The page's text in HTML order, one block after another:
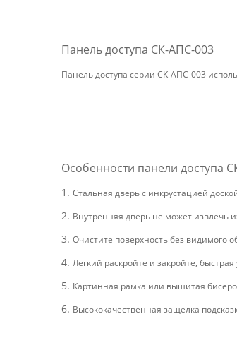
Панель доступа СК-АПС-003
Панель доступа серии СК-АПС-003
Особенности панели доступа
1. Стальная дверь с инкрустацией
2. Внутренняя дверь не может извлечь
3. Очистите поверхность без видимого
4. Легкий раскройте и закройте,
5. Картинная рамка или вышитая
6. Высококачественная защелка